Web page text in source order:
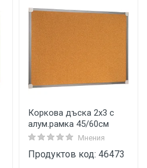
Коркова дъска 2x3 с
алум.рамка 45/60см
Мнения
Продуктов код: 46473